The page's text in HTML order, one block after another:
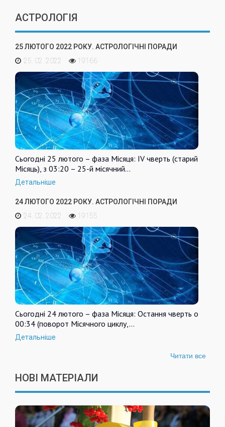
АСТРОЛОГІЯ
25 ЛЮТОГО 2022 РОКУ. АСТРОЛОГІЧНІ ПОРАДИ
25. 02. 2022
19166
Сьогодні 25 лютого – фаза Місяця: IV чверть (старий
Місяць), з 03:20 – 25-й місячний…
Детальніше
24 ЛЮТОГО 2022 РОКУ. АСТРОЛОГІЧНІ ПОРАДИ
24. 02. 2022
19155
Сьогодні 24 лютого – фаза Місяця: Остання чверть о
00:34 (поворот Місячного циклу,…
Детальніше
Читати все
НОВІ МАТЕРІАЛИ